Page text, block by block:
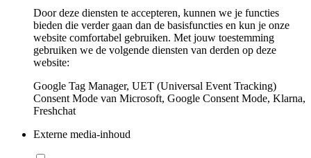
Door deze diensten te accepteren, kunnen we je functies
bieden die verder gaan dan de basisfuncties en kun je onze
website comfortabel gebruiken. Met jouw toestemming
gebruiken we de volgende diensten van derden op deze
website:
Google Tag Manager, UET (Universal Event Tracking)
Consent Mode van Microsoft, Google Consent Mode, Klarna,
Freshchat
Externe media-inhoud